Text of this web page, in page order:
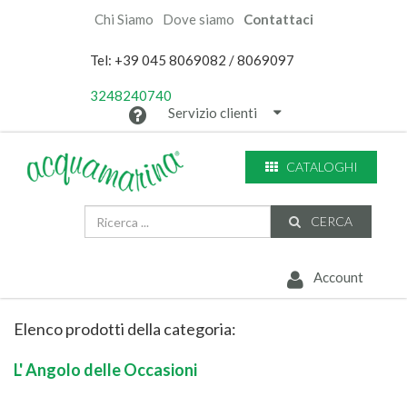
Chi Siamo Dove siamo Contattaci
Tel: +39 045 8069082 / 8069097
3248240740
Servizio clienti
CATALOGHI
CERCA
Account
Elenco prodotti della categoria:
L' Angolo delle Occasioni